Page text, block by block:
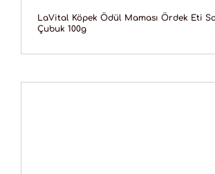
LaVital Köpek Ödül Maması Ördek Eti
Çubuk 100g